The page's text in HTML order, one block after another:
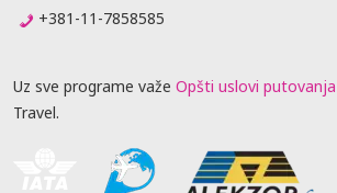
+381-11-7858585
Uz sve programe važe Opšti uslovi putovanja
Travel.